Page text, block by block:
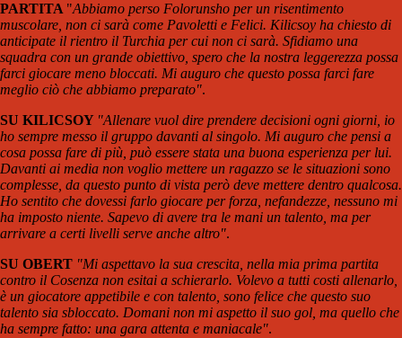
PARTITA "Abbiamo perso Folorunsho per un risentimento
muscolare, non ci sarà come Pavoletti e Felici. Kilicsoy ha chiesto di
anticipate il rientro il Turchia per cui non ci sarà. Sfidiamo una
squadra con un grande obiettivo, spero che la nostra leggerezza possa
farci giocare meno bloccati. Mi auguro che questo possa farci fare
meglio ciò che abbiamo preparato".
SU KILICSOY "Allenare vuol dire prendere decisioni ogni giorni, io
ho sempre messo il gruppo davanti al singolo. Mi auguro che pensi a
cosa possa fare di più, può essere stata una buona esperienza per lui.
Davanti ai media non voglio mettere un ragazzo se le situazioni sono
complesse, da questo punto di vista però deve mettere dentro qualcosa.
Ho sentito che dovessi farlo giocare per forza, nefandezze, nessuno mi
ha imposto niente. Sapevo di avere tra le mani un talento, ma per
arrivare a certi livelli serve anche altro".
SU OBERT "Mi aspettavo la sua crescita, nella mia prima partita
contro il Cosenza non esitai a schierarlo. Volevo a tutti costi allenarlo,
è un giocatore appetibile e con talento, sono felice che questo suo
talento sia sbloccato. Domani non mi aspetto il suo gol, ma quello che
ha sempre fatto: una gara attenta e maniacale".